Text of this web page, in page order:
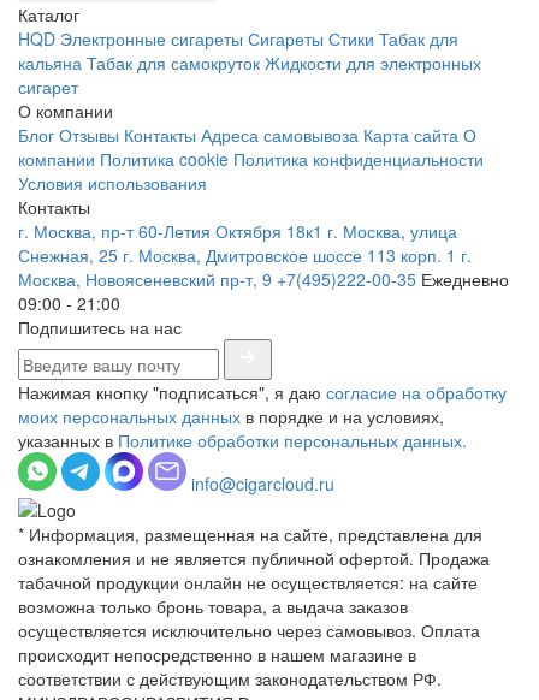
Каталог
HQD Электронные сигареты Сигареты Стики Табак для
кальяна Табак для самокруток Жидкости для электронных
сигарет
О компании
Блог Отзывы Контакты Адреса самовывоза Карта сайта О
компании Политика cookie Политика конфиденциальности
Условия использования
Контакты
г. Москва, пр-т 60-Летия Октября 18к1 г. Москва, улица
Снежная, 25 г. Москва, Дмитровское шоссе 113 корп. 1 г.
Москва, Новоясеневский пр-т, 9 +7(495)222-00-35 Ежедневно
09:00 - 21:00
Подпишитесь на нас
Нажимая кнопку "подписаться", я даю согласие на обработку
моих персональных данных в порядке и на условиях,
указанных в Политике обработки персональных данных.
info@cigarcloud.ru
* Информация, размещенная на сайте, представлена для
ознакомления и не является публичной офертой. Продажа
табачной продукции онлайн не осуществляется: на сайте
возможна только бронь товара, а выдача заказов
осуществляется исключительно через самовывоз. Оплата
происходит непосредственно в нашем магазине в
соответствии с действующим законодательством РФ.